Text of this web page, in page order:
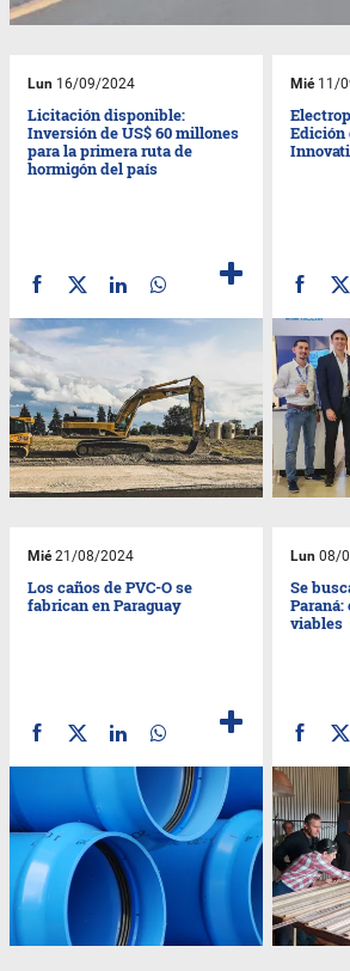
Lun 16/09/2024
Licitación disponible:
Inversión de US$ 60 millones
para la primera ruta de
hormigón del país
Mié11/
Mié21/08/2024
Los caños de PVC-O se
fabrican en Paraguay
Lun 08/
Se
viables